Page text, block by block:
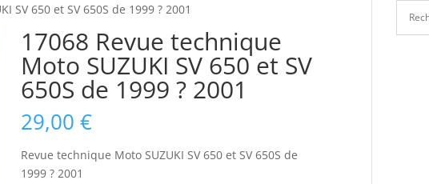
SV 650 et SV 650S de 1999 ? 2001
17068 Revue technique
Moto SUZUKI SV 650 et SV
650S de 1999 ? 2001
29,00€
Revue technique Moto SUZUKI SV 650 et SV 650S de
1999 ? 2001